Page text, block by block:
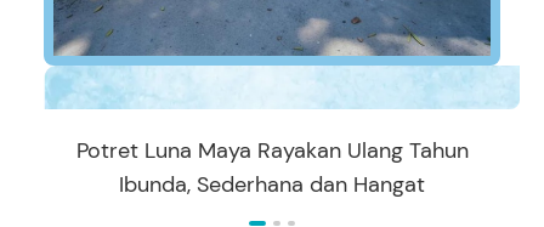
Potret Luna Maya Rayakan Ulang Tahun
Ibunda, Sederhana dan Hangat